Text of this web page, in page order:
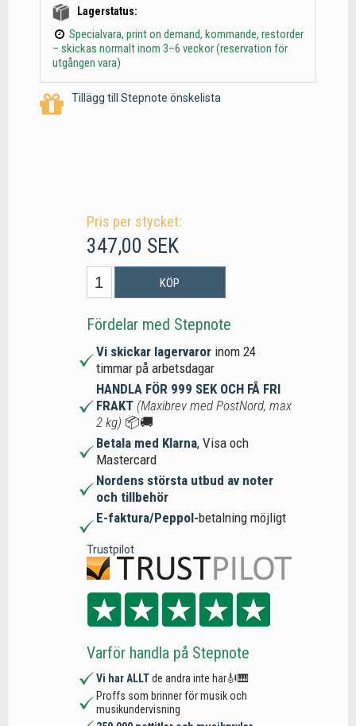
Lagerstatus:
Specialvara, print on demand, kommande, restorder
– skickas normalt inom 3–6 veckor (reservation för
utgången vara)
Tillägg till Stepnote önskelista
Pris per stycket:
347,00 SEK
KÖP
Fördelar med Stepnote
Vi skickar lagervaror inom 24
timmar på arbetsdagar
HANDLA FÖR 999 SEK OCH FÅ FRI
FRAKT (Maxibrev med PostNord, max
2 kg) 📦🚚
Betala med Klarna, Visa och
Mastercard
Nordens största utbud av noter
och tillbehör
E-faktura/Peppol-betalning möjligt
Trustpilot
Varför handla på Stepnote
Vi har ALLTde andra inte har🎻🎹
Proffs som brinner för musik och
musikundervisning